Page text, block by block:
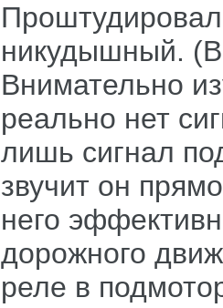
никудышный.
Внимательно
реально нет
лишь сигнал
звучит он
него
дорожного
реле в